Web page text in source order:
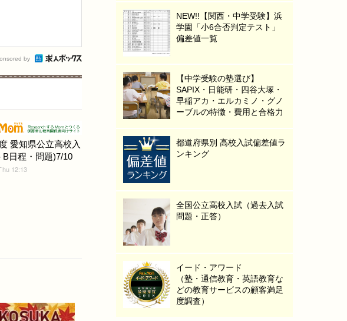
by
愛知県公立高校入
B日程・問題)7/10
12:13
NEW!!【関西・中学受験】浜
学園「小6合否判定テスト」
偏差値一覧
【中学受験の塾選び】
SAPIX・日能研・四谷大塚・
早稲アカ・エルカミノ・グノ
ーブルの特徴・費用と合格力
都道府県別 高校入試偏差値ラ
ンキング
全国公立高校入試（過去入試
問題・正答）
イード・アワード
（塾・通信教育・英語教育な
どの教育サービスの顧客満足
度調査）